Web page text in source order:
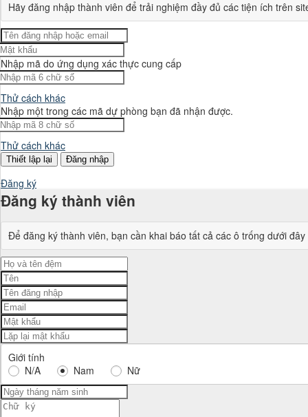
Expressive facial
High visual
Child-friendly
KHUNG 1
Camera góc rộng.
Cô giáo đứng
Hãy đăng nhập thành viên để trải nghiệm đầy đủ các tiện ích trên
Nhập mã do ứng dụng xác thực cung cấp
Thử cách khác
Nhập một trong các mã dự phòng bạn đã nhận được.
Thử cách khác
Đăng nhập
Đăng ký
Đăng ký thành viên
Để đăng ký thành viên, bạn cần khai báo tất cả các ô trống dưới đây
Giới tính
N/A
Nam Nữ